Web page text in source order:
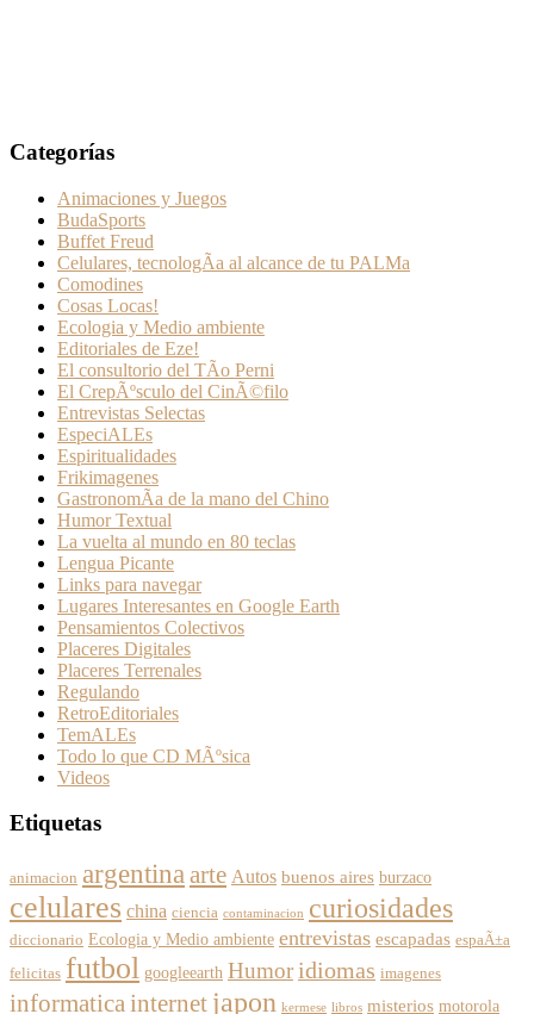
Categorías
Animaciones y Juegos
BudaSports
Buffet Freud
Celulares, tecnologÃ­a al alcance de tu PALMa
Comodines
Cosas Locas!
Ecologia y Medio ambiente
Editoriales de Eze!
El consultorio del TÃ­o Perni
El CrepÃºsculo del CinÃ©filo
Entrevistas Selectas
EspeciALEs
Espiritualidades
Frikimagenes
GastronomÃ­a de la mano del Chino
Humor Textual
La vuelta al mundo en 80 teclas
Lengua Picante
Links para navegar
Lugares Interesantes en Google Earth
Pensamientos Colectivos
Placeres Digitales
Placeres Terrenales
Regulando
RetroEditoriales
TemALEs
Todo lo que CD MÃºsica
Videos
Etiquetas
animacion argentinaarte Autos buenos aires burzaco
celulares china ciencia contaminacion curiosidades
diccionario Ecologia y Medio ambiente entrevistas escapadas espaÃ±a
felicitas futbol googleearth Humor idiomas imagenes
informaticainternet japon kermese libros misterios motorola